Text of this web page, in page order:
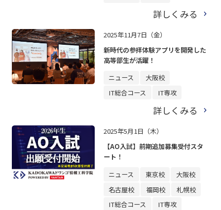
詳しくみる
2025年11月7日（金）
新時代の参拝体験アプリを開発した
高等部生が活躍！
ニュース
大阪校
IT総合コース
IT専攻
詳しくみる
2025年5月1日（木）
【AO入試】前期追加募集受付スタ
ート！
ニュース
東京校
大阪校
名古屋校
福岡校
札幌校
IT総合コース
IT専攻